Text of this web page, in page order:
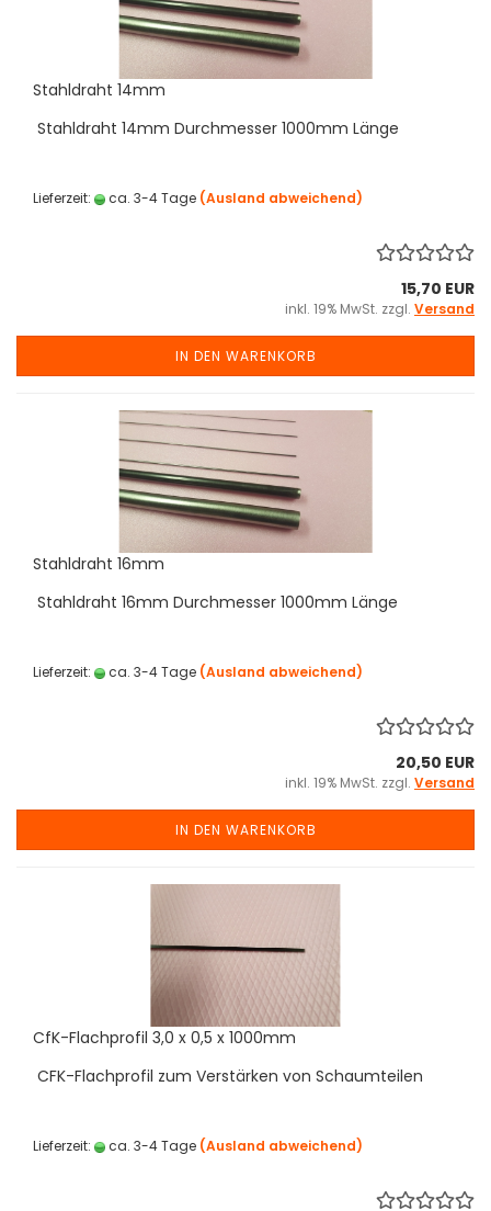
Stahldraht 14mm
Stahldraht 14mm Durchmesser 1000mm Länge
Lieferzeit: ca. 3-4 Tage (Ausland abweichend)
15,70 EUR
inkl. 19% MwSt. zzgl. Versand
IN DEN WARENKORB
Stahldraht 16mm
Stahldraht 16mm Durchmesser 1000mm Länge
Lieferzeit: ca. 3-4 Tage (Ausland abweichend)
20,50 EUR
inkl. 19% MwSt. zzgl. Versand
IN DEN WARENKORB
CfK-Flachprofil 3,0 x 0,5 x 1000mm
CFK-Flachprofil zum Verstärken von Schaumteilen
Lieferzeit: ca. 3-4 Tage (Ausland abweichend)